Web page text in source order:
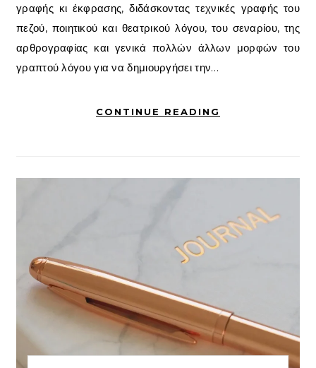
γραφής κι έκφρασης, διδάσκοντας τεχνικές γραφής του
πεζού, ποιητικού και θεατρικού λόγου, του σεναρίου, της
αρθρογραφίας και γενικά πολλών άλλων μορφών του
γραπτού λόγου για να δημιουργήσει την…
CONTINUE READING